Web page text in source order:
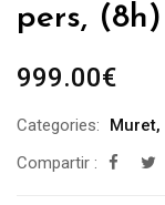
pers, (8h)
999.00€
Categories: Muret,
Compartir :